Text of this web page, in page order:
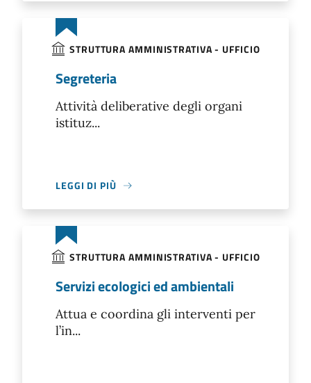
STRUTTURA AMMINISTRATIVA - UFFICIO
Segreteria
Attività deliberative degli organi
istituz...
LEGGI DI PIÙ
STRUTTURA AMMINISTRATIVA - UFFICIO
Servizi ecologici ed ambientali
Attua e coordina gli interventi per
l’in...